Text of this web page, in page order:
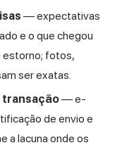
— expectativas
e o que chegou
estorno; fotos,
ser exatas.
transação— e-
de envio e
a lacuna onde os